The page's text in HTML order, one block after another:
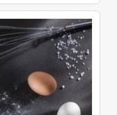
z aplikacją. Aldi
w skrócie:
warzywa jedź